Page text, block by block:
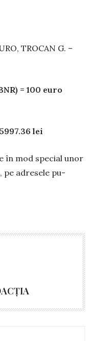
TRO­CAN G. –
= 100 euro
lei
în mod spe­cial unor
pe adresele pu­